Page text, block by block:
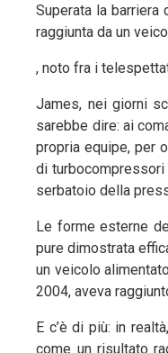
Superata la
raggiunta da un
, noto fra i
James, nei giorni
sarebbe dire: ai
propria equipe, per
di
serbatoio della
Le forme esterne
pure dimostrata
un veicolo
2004, aveva
E c’è di più: in
come un risultato